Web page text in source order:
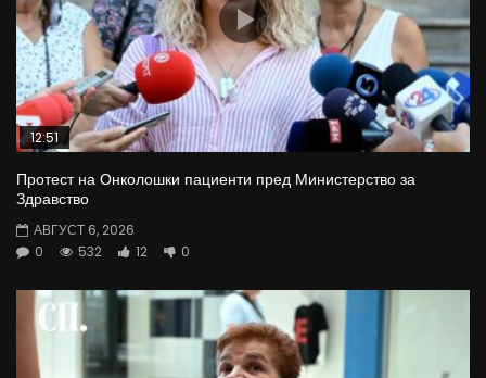
12:51
Протест на Онколошки пациенти пред Министерство за
Здравство
АВГУСТ 6, 2026
0
532 12 0